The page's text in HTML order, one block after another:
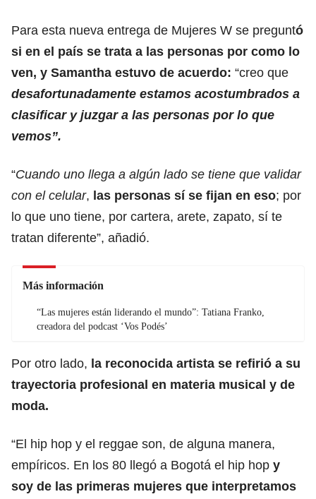
Para esta nueva entrega de Mujeres W se preguntó
si en el país se trata a las personas por como lo
ven, y Samantha estuvo de acuerdo: “creo que
desafortunadamente estamos acostumbrados a
clasificar y juzgar a las personas por lo que
vemos”.
“Cuando uno llega a algún lado se tiene que validar
con el celular, las personas sí se fijan en eso; por
lo que uno tiene, por cartera, arete, zapato, sí te
tratan diferente”, añadió.
Más información
“Las mujeres están liderando el mundo”: Tatiana Franko,
creadora del podcast ‘Vos Podés’
Por otro lado, la reconocida artista se refirió a su
trayectoria profesional en materia musical y de
moda.
“El hip hop y el reggae son, de alguna manera,
empíricos. En los 80 llegó a Bogotá el hip hop y
soy de las primeras mujeres que interpretamos